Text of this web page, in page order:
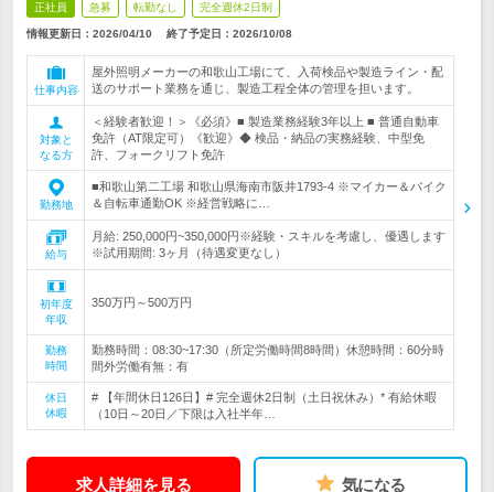
正社員 急募 転勤なし 完全週休2日制
情報更新日：2026/04/10 終了予定日： 2026/10/08
仕事内容
屋外照明メーカーの和歌山工場にて、入荷検品や製造ライン・配
送のサポート業務を通じ、製造工程全体の管理を担います。
対象と
なる方
＜経験者歓迎！＞《必須》■ 製造業務経験3年以上 ■ 普通自動車
免許（AT限定可）《歓迎》◆ 検品・納品の実務経験、中型免
許、フォークリフト免許
勤務地
■和歌山第二工場 和歌山県海南市阪井1793-4 ※マイカー＆バイク
＆自転車通勤OK ※経営戦略に…
給与
月給: 250,000円~350,000円※経験・スキルを考慮し、優遇します
※試用期間: 3ヶ月（待遇変更なし）
初年度
年収
350万円～500万円
勤務
時間
勤務時間：08:30~17:30（所定労働時間8時間）休憩時間：60分時
間外労働有無：有
休日
休暇
# 【年間休日126日】# 完全週休2日制（土日祝休み）* 有給休暇
（10日～20日／下限は入社半年…
求人詳細を見る 気になる